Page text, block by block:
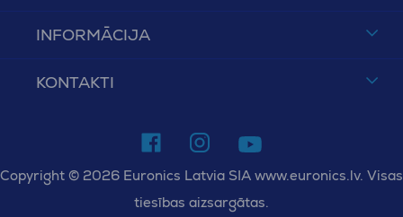
INFORMĀCIJA
KONTAKTI
Copyright © 2026 Euronics Latvia SIA www.euronics.lv. Visas
tiesības aizsargātas.